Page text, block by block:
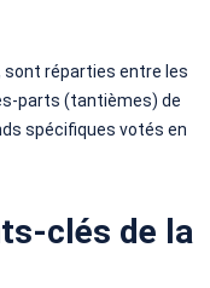
sont réparties entre les
parts (tantièmes) de
spécifiques votés en
clés de la